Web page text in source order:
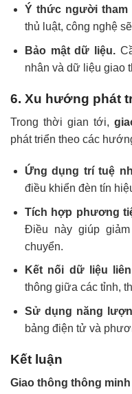
Ý thức người tham
thủ luật, công nghệ
Bảo mật dữ liệu.
nhân và dữ liệu giao
6. Xu hướng phát
Trong thời gian tới,
phát triển theo các
Ứng dụng trí tuệ
điều khiển đèn tín
Tích hợp phương
Điều này giúp
chuyển.
Kết nối dữ liệu
thông giữa các tỉnh,
Sử dụng năng
bảng điện tử và
Kết luận
Giao thông thông minh